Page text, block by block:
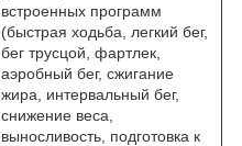
встроенных программ
(быстрая ходьба, легкий бег,
бег трусцой, фартлек,
аэробный бег, сжигание
жира, интервальный бег,
снижение веса,
выносливость, подготовка к